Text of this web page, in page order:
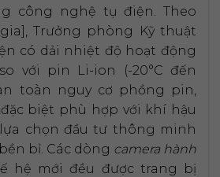
công nghệ tụ điện. Theo
Trưởng phòng Kỹ thuật
có dải nhiệt độ hoạt động
với pin Li-ion (-20°C đến
toàn nguy cơ phồng pin,
biệt phù hợp với khí hậu
lựa chọn đầu tư thông minh
bỉ. Các dòng camera hành
hệ mới đều được trang bị